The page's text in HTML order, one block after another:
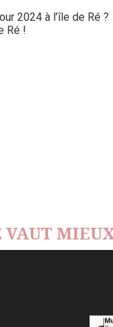
2024 à l’île de Ré ?
Ré !